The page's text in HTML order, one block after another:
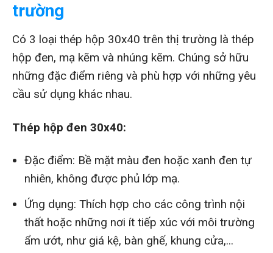
trường
Có 3 loại thép hộp 30x40 trên thị trường là thép
hộp đen, mạ kẽm và nhúng kẽm. Chúng sở hữu
những đặc điểm riêng và phù hợp với những yêu
cầu sử dụng khác nhau.
Thép hộp đen 30x40:
Đặc điểm: Bề mặt màu đen hoặc xanh đen tự
nhiên, không được phủ lớp mạ.
Ứng dụng: Thích hợp cho các công trình nội
thất hoặc những nơi ít tiếp xúc với môi trường
ẩm ướt, như giá kệ, bàn ghế, khung cửa,...